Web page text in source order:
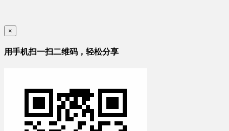
×
用手机扫一扫二维码，轻松分享